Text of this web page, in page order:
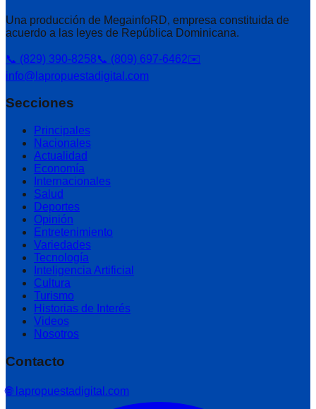
Una producción de MegainfoRD, empresa constituida de
acuerdo a las leyes de República Dominicana.
📞 (829) 390-8258📞 (809) 697-6462✉️
info@lapropuestadigital.com
Secciones
Principales
Nacionales
Actualidad
Economía
Internacionales
Salud
Deportes
Opinión
Entretenimiento
Variedades
Tecnología
Inteligencia Artificial
Cultura
Turismo
Historias de Interés
Videos
Nosotros
Contacto
🌐 lapropuestadigital.com